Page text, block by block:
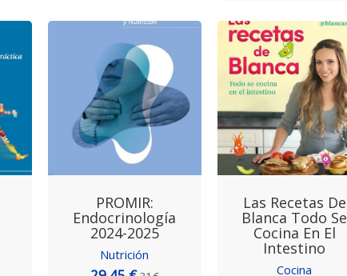
PROMIR:
Endocrinología
2024-2025
Nutrición
Las Recetas De
Blanca Todo Se
Cocina En El
Intestino
Cocina